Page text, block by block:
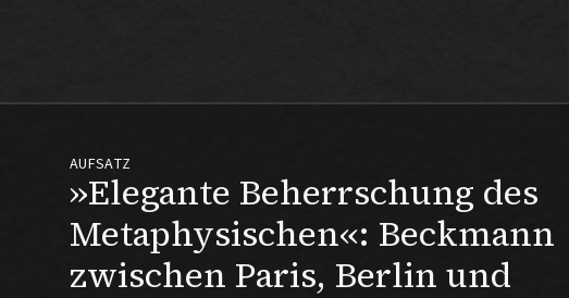
»Elegante Beherrschung des
Metaphysischen«: Beckmann
zwischen Paris, Berlin und
AUFSATZ